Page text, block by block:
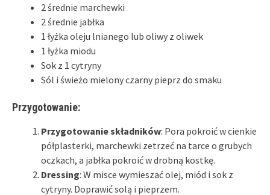
2 średnie marchewki
2 średnie jabłka
1 łyżka oleju lnianego lub oliwy z oliwek
1 łyżka miodu
Sok z 1 cytryny
Sól i świeżo mielony czarny pieprz do smaku
Przygotowanie:
Przygotowanie składników: Pora pokroić w cienkie
półplasterki, marchewki zetrzeć na tarce o grubych
oczkach, a jabłka pokroić w drobną kostkę.
Dressing: W misce wymieszać olej, miód i sok z
cytryny. Doprawić solą i pieprzem.